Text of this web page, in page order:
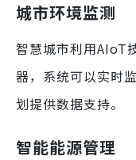
城市环境监测
智慧城市利用AIoT
器，系统可以实时
划提供数据支持。
智能能源管理